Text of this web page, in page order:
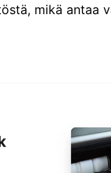
mikä antaa